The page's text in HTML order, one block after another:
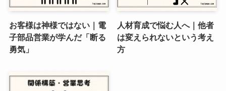
お客様は神様ではない｜電
子部品営業が学んだ「断る
勇気」
人材育成で悩む人へ｜他者
は変えられないという考え
方